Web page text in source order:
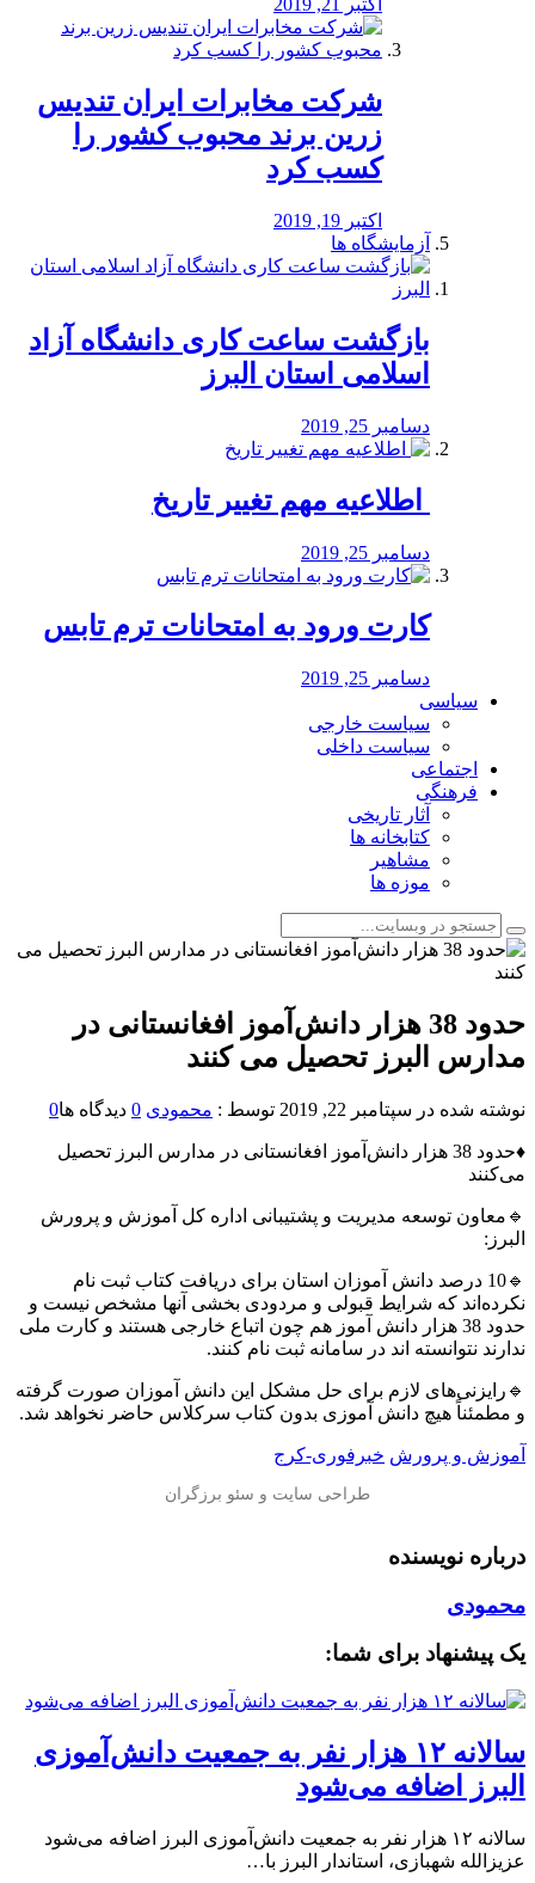
اکتبر 21, 2019
شرکت مخابرات ایران تندیس
زرین برند محبوب کشور را
کسب کرد
اکتبر 19, 2019
آزمایشگاه ها
بازگشت ساعت کاری دانشگاه آزاد
اسلامی استان البرز
دسامبر 25, 2019
️ اطلاعیه مهم تغییر تاریخ
دسامبر 25, 2019
کارت ورود به امتحانات ترم تابس
دسامبر 25, 2019
سیاسی
سیاست خارجی
سیاست داخلی
اجتماعی
فرهنگی
آثار تاریخی
کتابخانه ها
مشاهیر
موزه ها
حدود 38 هزار دانش‌آموز افغانستانی در
مدارس البرز تحصیل می کنند
نوشته شده در سپتامبر 22, 2019 توسط : محمودی 0 دیدگاه ها0
♦️حدود 38 هزار دانش‌آموز افغانستانی در مدارس البرز تحصیل
می‌کنند
🔹معاون توسعه مدیریت و پشتیبانی اداره کل آموزش و پرورش
البرز:
🔹10 درصد دانش آموزان استان برای دریافت کتاب ثبت نام
نکرده‌اند که شرایط قبولی و مردودی بخشی آنها مشخص نیست و
حدود 38 هزار دانش آموز هم چون اتباع خارجی هستند و کارت ملی
ندارند نتوانسته اند در سامانه ثبت نام کنند.
🔹رایزنی‌های لازم برای حل مشکل این دانش آموزان صورت گرفته
و مطمئناً هیچ دانش آموزی بدون کتاب سرکلاس حاضر نخواهد شد.
آموزش و پرورش خبرفوری-کرج
درباره نویسنده
محمودی
یک پیشنهاد برای شما:
️سالانه ۱۲ هزار نفر به جمعیت دانش‌آموزی
البرز اضافه می‌شود
️سالانه ۱۲ هزار نفر به جمعیت دانش‌آموزی البرز اضافه می‌شود
عزیزالله شهبازی، استاندار البرز با…